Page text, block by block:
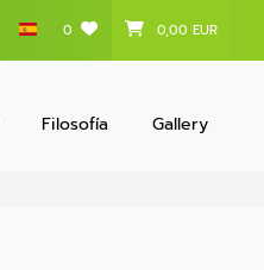
0 0,00 EUR
Filosofía Gallery